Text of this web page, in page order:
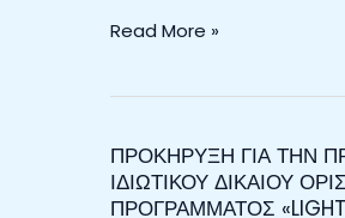
ΤΟΥ
ΠΡΟΓΡΑΜΜΑΤΟΣ
ΜΕ
Κ.Ε.
ΜΕ
ΕΡΓΑΣΙΑΣ
ΔΙΚΑΙΟΥ
ΟΡΙΣΜΕΝΟΥ
Read More »
ΠΡΟΚΗΡΥΞΗ ΓΙΑ ΤΗΝ
ΙΔΙΩΤΙΚΟΥ ΔΙΚΑΙΟΥ
ΠΡΟΓΡΑΜΜΑΤΟΣ
ΠΡΟΚΗΡΥΞΗ
ΓΙΑ
ΤΗΝ